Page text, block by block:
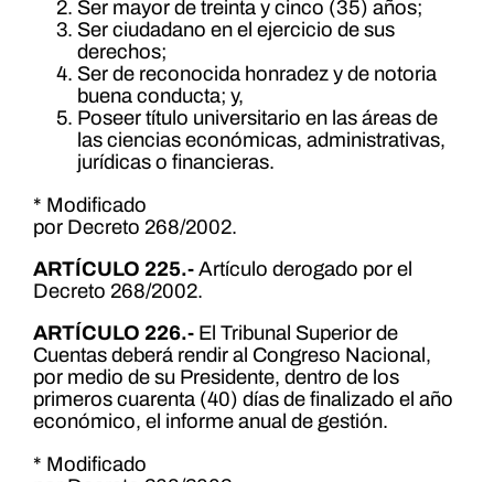
Ser mayor de treinta y cinco (35) años;
Ser ciudadano en el ejercicio de sus
derechos;
Ser de reconocida honradez y de notoria
buena conducta; y,
Poseer título universitario en las áreas de
las ciencias económicas, administrativas,
jurídicas o financieras.
* Modificado
por Decreto 268/2002.
ARTÍCULO 225.- Artículo derogado por el
Decreto 268/2002.
ARTÍCULO 226.-El Tribunal Superior de
Cuentas deberá rendir al Congreso Nacional,
por medio de su Presidente, dentro de los
primeros cuarenta (40) días de finalizado el año
económico, el informe anual de gestión.
* Modificado